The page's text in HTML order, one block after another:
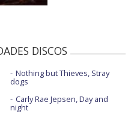
DISCOS
Nothing but Thieves, Stray
dogs
Carly Rae Jepsen, Day and
night